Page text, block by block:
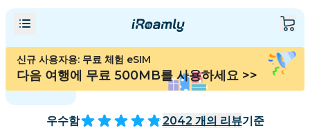
신규 사용자용: 무료 체험 eSIM
다음 여행에 무료 500MB를 사용하세요 >>
우수함 2042 개의 리뷰기준